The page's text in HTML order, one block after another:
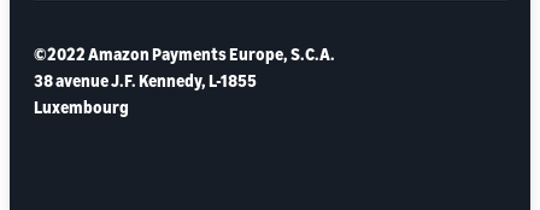
©2022 Amazon Payments Europe, S.C.A.
38 avenue J.F. Kennedy, L-1855
Luxembourg